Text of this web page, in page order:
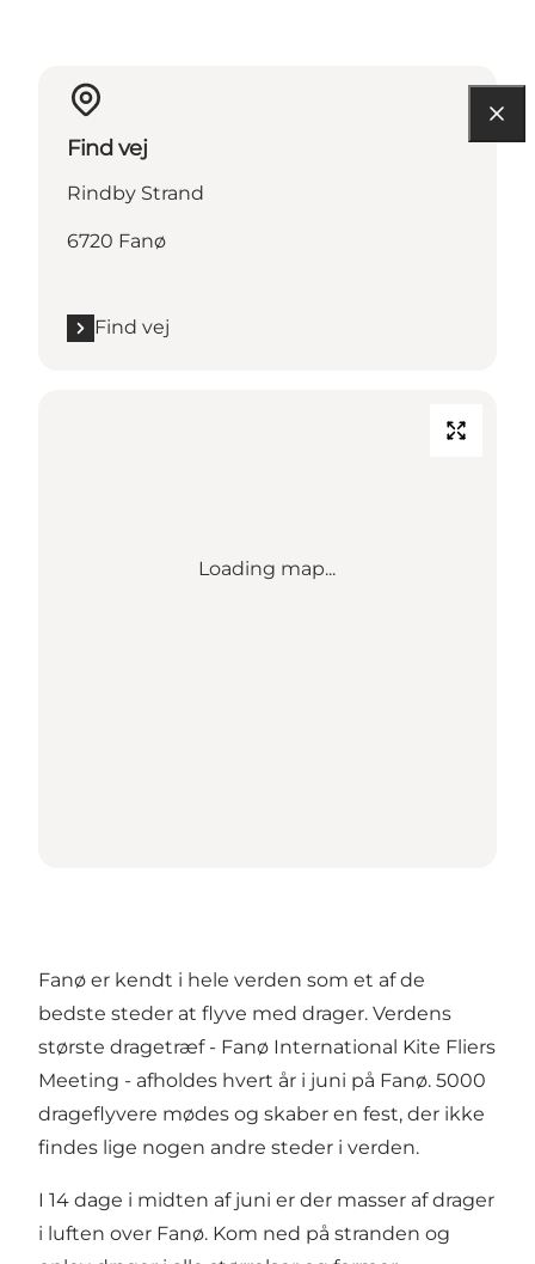
Find vej
Rindby Strand
6720 Fanø
Find vej
Loading map...
Fanø er kendt i hele verden som et af de
bedste steder at flyve med drager. Verdens
største dragetræf - Fanø International Kite Fliers
Meeting - afholdes hvert år i juni på Fanø. 5000
drageflyvere mødes og skaber en fest, der ikke
findes lige nogen andre steder i verden.
I 14 dage i midten af juni er der masser af drager
i luften over Fanø. Kom ned på stranden og